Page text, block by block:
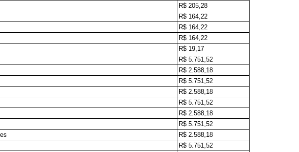
R$ 205,28
R$ 164,22
R$ 164,22
R$ 164,22
R$ 19,17
R$ 5.751,52
R$ 2.588,18
R$ 5.751,52
R$ 2.588,18
R$ 5.751,52
R$ 2.588,18
R$ 5.751,52
R$ 2.588,18
R$ 5.751,52